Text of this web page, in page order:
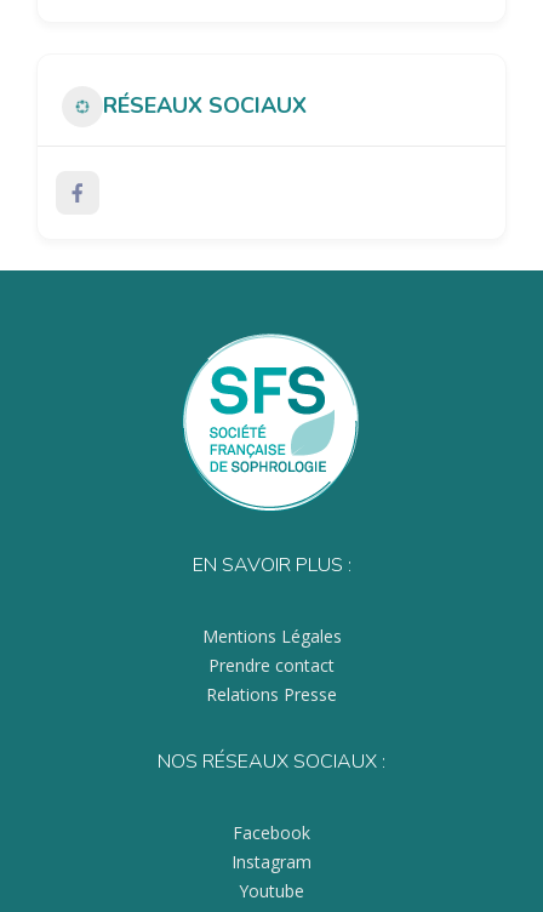
RÉSEAUX SOCIAUX
EN SAVOIR PLUS :
Mentions Légales
Prendre contact
Relations Presse
NOS RÉSEAUX SOCIAUX :
Facebook
Instagram
Youtube